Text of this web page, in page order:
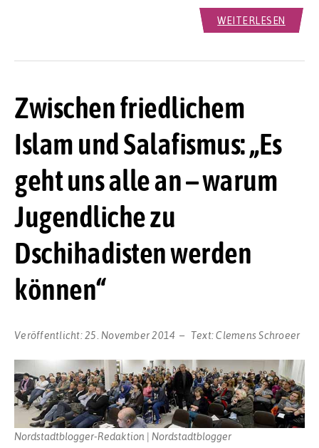
WEITERLESEN
Zwischen friedlichem
Islam und Salafismus: „Es
geht uns alle an – warum
Jugendliche zu
Dschihadisten werden
können“
Veröffentlicht:25. November 2014 Text:Clemens Schroeer
Nordstadtblogger-Redaktion | Nordstadtblogger